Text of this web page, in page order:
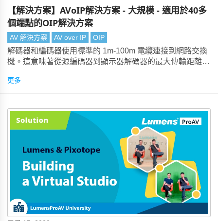
【解決方案】AVoIP解決方案 - 大規模 - 適用於40多
個端點的OIP解決方案
AV 解決方案 AV over IP OIP
解碼器和編碼器使用標準的 1m-100m 電纜連接到網路交換
機。這意味著從源編碼器到顯示器解碼器的最大傳輸距離可
更多